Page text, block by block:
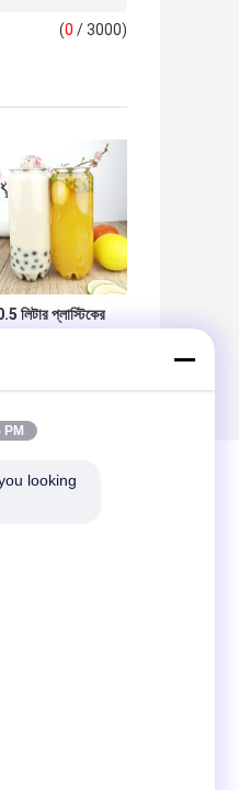
(0 / 3000)
লিটার প্লাস্টিকের
PM
looking